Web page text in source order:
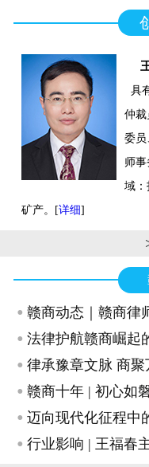
具
仲裁
委员
师
域：
矿产。[详细]
· 赣商动态｜赣商律
· 法律护航赣商崛起
· 律承豫章文脉 商
· 赣商十年 | 初心如
· 迈向现代化征程
· 行业影响 | 王福春